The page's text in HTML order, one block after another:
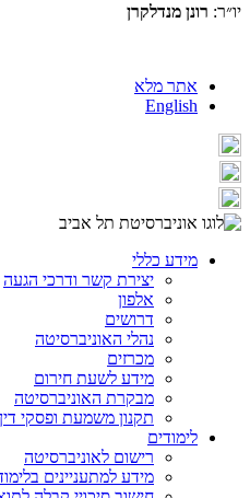
יו״ר: רונן מנדלקרן
אתר מלא
English
מידע כללי
יצירת קשר ודרכי הגעה
אלפון
דרושים
נהלי האוניברסיטה
מכרזים
מידע לשעת חירום
מבקרת האוניברסיטה
תקנון משמעת ופסקי דין
לימודים
רישום לאוניברסיטה
מידע למתעניינים